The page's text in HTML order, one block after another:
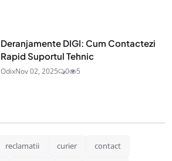
Deranjamente DIGI: Cum Contactezi
Rapid Suportul Tehnic
OdixNov 02, 2025 0 5
reclamatii curier contact